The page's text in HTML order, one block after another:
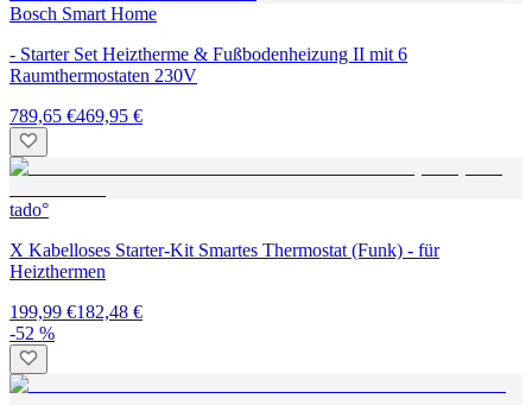
Bosch Smart Home
- Starter Set Heiztherme & Fußbodenheizung II mit 6
Raumthermostaten 230V
789,65 €469,95 €
tado°
X Kabelloses Starter-Kit Smartes Thermostat (Funk) - für
Heizthermen
199,99 €182,48 €
-52 %